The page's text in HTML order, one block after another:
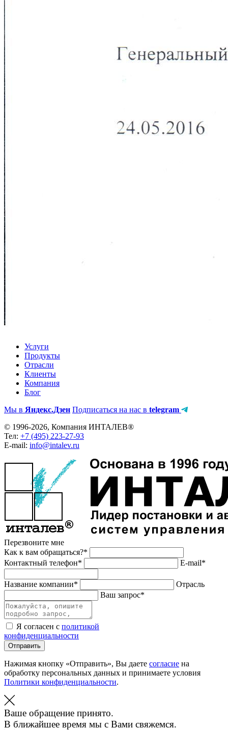
Услуги
Продукты
Отрасли
Клиенты
Компания
Блог
Мы в Яндекс.Дзен Подписаться на нас в telegram
© 1996-2026, Компания ИНТАЛЕВ®
Тел: +7 (495) 223-27-93
E-mail: info@intalev.ru
Перезвоните мне
Как к вам обращаться?*
Контактный телефон*
E-mail*
Название компании*
Отрасль
Ваш запрос*
Я согласен с политикой
конфиденциальности
Отправить
Нажимая кнопку «Отправить», Вы даете согласие на
обработку персональных данных и принимаете условия
Политики конфиденциальности.
Ваше обращение принято.
В ближайшее время мы с Вами свяжемся.